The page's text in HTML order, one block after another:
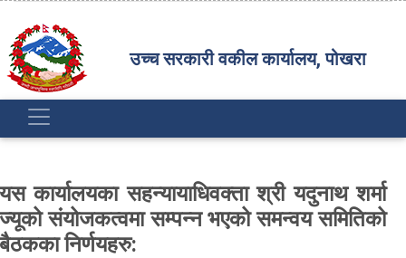
उच्च सरकारी वकील कार्यालय, पोखरा
यस कार्यालयका सहन्यायाधिवक्ता श्री यदुनाथ शर्मा
ज्यूको संयोजकत्वमा सम्पन्न भएको समन्वय समितिको
बैठकका निर्णयहरु: